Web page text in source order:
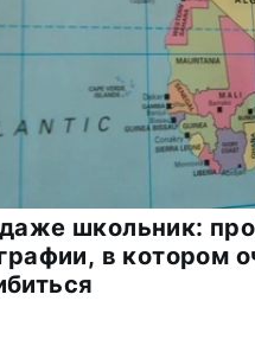
школьник:
в котором